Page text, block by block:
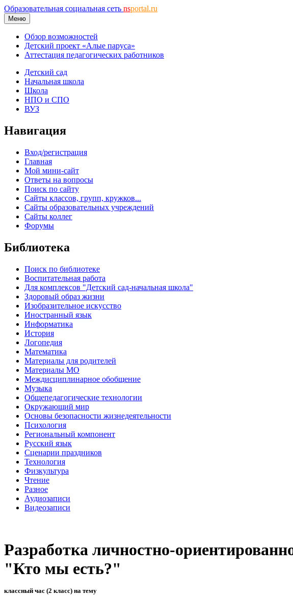
Образовательная социальная сеть nsportal.ru
Меню
Обзор возможностей
Детский проект «Алые паруса»
Аттестация педагогических работников
Детский сад
Начальная школа
Школа
НПО и СПО
ВУЗ
Навигация
Вход/регистрация
Главная
Мой мини-сайт
Ответы на вопросы
Поиск по сайту
Сайты классов, групп, кружков...
Сайты образовательных учреждений
Сайты коллег
Форумы
Библиотека
Поиск по библиотеке
Воспитательная работа
Для комплексов "Детский сад-начальная школа"
Здоровый образ жизни
Изобразительное искусство
Иностранный язык
Информатика
История
Логопедия
Математика
Материалы для родителей
Материалы МО
Междисциплинарное обобщение
Музыка
Общепедагогические технологии
Окружающий мир
Основы безопасности жизнедеятельности
Психология
Региональный компонент
Русский язык
Сценарии праздников
Технология
Физкультура
Чтение
Разное
Аудиозаписи
Видеозаписи
Разработка личностно-
"Кто мы есть?"
классный час (2 класс) на тему